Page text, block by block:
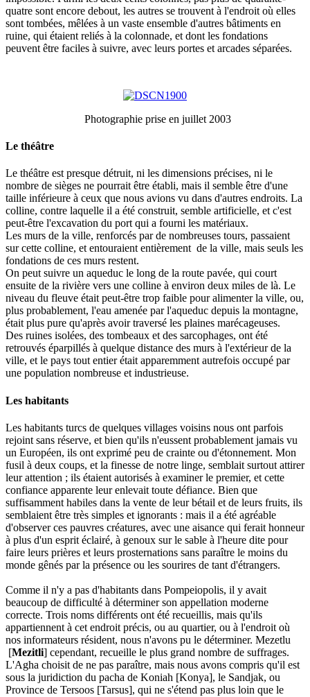
quatre sont encore debout, les autres se trouvent à l'endroit où elles
sont tombées, mêlées à un vaste ensemble d'autres bâtiments en
ruine, qui étaient reliés à la colonnade, et dont les fondations
peuvent être faciles à suivre, avec leurs portes et arcades séparées.
Photographie prise en juillet 2003
Le théâtre
Le théâtre est presque détruit, ni les dimensions précises, ni le
nombre de sièges ne pourrait être établi, mais il semble être d'une
taille inférieure à ceux que nous avions vu dans d'autres endroits. La
colline, contre laquelle il a été construit, semble artificielle, et c'est
peut-être l'excavation du port qui a fourni les matériaux.
Les murs de la ville, renforcés par de nombreuses tours, passaient
sur cette colline, et entouraient entièrement de la ville, mais seuls les
fondations de ces murs restent.
On peut suivre un aqueduc le long de la route pavée, qui court
ensuite de la rivière vers une colline à environ deux miles de là. Le
niveau du fleuve était peut-être trop faible pour alimenter la ville, ou,
plus probablement, l'eau amenée par l'aqueduc depuis la montagne,
était plus pure qu'après avoir traversé les plaines marécageuses.
Des ruines isolées, des tombeaux et des sarcophages, ont été
retrouvés éparpillés à quelque distance des murs à l'extérieur de la
ville, et le pays tout entier était apparemment autrefois occupé par
une population nombreuse et industrieuse.
Les habitants
Les habitants turcs de quelques villages voisins nous ont parfois
rejoint sans réserve, et bien qu'ils n'eussent probablement jamais vu
un Européen, ils ont exprimé peu de crainte ou d'étonnement. Mon
fusil à deux coups, et la finesse de notre linge, semblait surtout attirer
leur attention ; ils étaient autorisés à examiner le premier, et cette
confiance apparente leur enlevait toute défiance. Bien que
suffisamment habiles dans la vente de leur bétail et de leurs fruits, ils
semblaient être très simples et ignorants : mais il a été agréable
d'observer ces pauvres créatures, avec une aisance qui ferait honneur
à plus d'un esprit éclairé, à genoux sur le sable à l'heure dite pour
faire leurs prières et leurs prosternations sans paraître le moins du
monde gênés par la présence ou les sourires de tant d'étrangers.
Comme il n'y a pas d'habitants dans Pompeiopolis, il y avait
beaucoup de difficulté à déterminer son appellation moderne
correcte. Trois noms différents ont été recueillis, mais qu'ils
appartiennent à cet endroit précis, ou au quartier, ou à l'endroit où
nos informateurs résident, nous n'avons pu le déterminer. Mezetlu
[Mezitli] cependant, recueille le plus grand nombre de suffrages.
L'Agha choisit de ne pas paraître, mais nous avons compris qu'il est
sous la juridiction du pacha de Koniah [Konya], le Sandjak, ou
Province de Tersoos [Tarsus], qui ne s'étend pas plus loin que le